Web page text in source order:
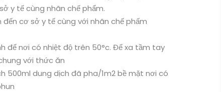
y tế cùng nhãn chế phẩm.
đến cơ sở y tế cùng với nhãn chế phấm
để nơi có nhiệt độ trên 50°c. Để xa tầm tay
với thức ăn
500ml dung dịch đã pha/1m2 bề mặt nơi có